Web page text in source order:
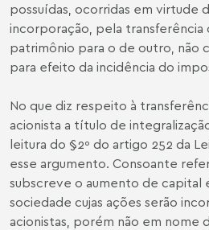
possuídas, ocorridas em virtude
incorporação, pela transferência
patrimônio para o de outro, não
para efeito da incidência do
No que diz respeito à
acionista a título de
leitura do §2º do artigo 252 da
esse argumento. Consoante
subscreve o aumento de capital
sociedade cujas ações serão
acionistas, porém não em nome